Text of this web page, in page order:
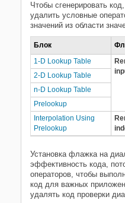
Оптимизируйте интервал точки
останова в интерполяционных
таблицах
Уменьшайте копии данных для
Эффективный код для
упорядоченного по строкам
размещения массивов
Смотрите также
Похожие темы
Чтобы сгенерировать
удалить условные
значений из области
Блок
1-D Lookup Table
2-D Lookup Table
n-D Lookup Table
Prelookup
Interpolation Using
Prelookup
Установка флажка на
эффективность кода,
операторов, чтобы
код для важных
удалять код проверки